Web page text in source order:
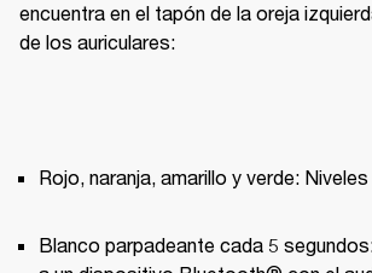
encuentra en el tapón de la oreja
de los auriculares:
Rojo, naranja, amarillo y verde:
Blanco parpadeante cada 5